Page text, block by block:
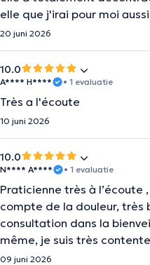
elle que j'irai pour moi
20 juni 2026
10.0
A**** H**** • 1 evaluatie
Très a l'écoute
10 juni 2026
10.0
N**** A**** • 1 evaluatie
Praticienne très à l’écoute
compte de la douleur, très
consultation dans la
même, je suis très
09 juni 2026